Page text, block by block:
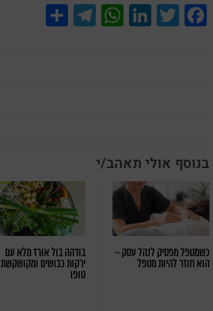
Facebook
Twitter
LinkedIn
WhatsApp
Telegram
בנוסף אולי תאהב/י
כשמטפל מפסיק לנהל עסק –
הוא חוזר להיות מטפל
בודהה בול אורז מלא עם
ירקות כבושים ומקושקשת
טופו